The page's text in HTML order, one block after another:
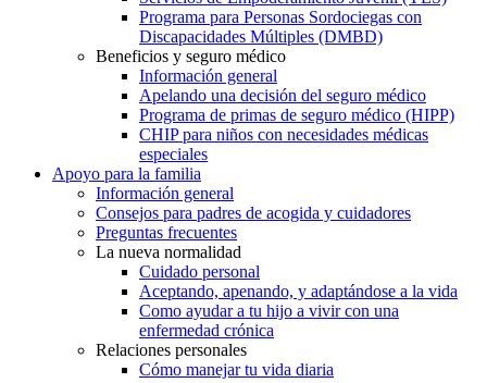
Programa para Personas Sordociegas con
Discapacidades Múltiples (DMBD)
Beneficios y seguro médico
Información general
Apelando una decisión del seguro médico
Programa de primas de seguro médico (HIPP)
CHIP para niños con necesidades médicas
especiales
Apoyo para la familia
Información general
Consejos para padres de acogida y cuidadores
Preguntas frecuentes
La nueva normalidad
Cuidado personal
Aceptando, apenando, y adaptándose a la vida
Como ayudar a tu hijo a vivir con una
enfermedad crónica
Relaciones personales
Cómo manejar tu vida diaria